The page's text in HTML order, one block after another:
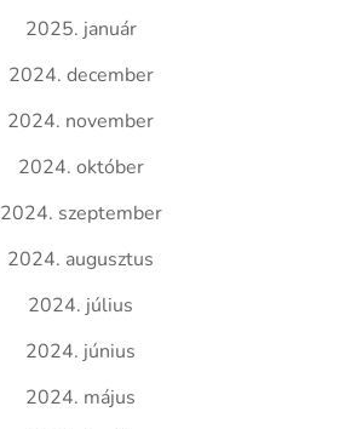
2025. január
2024. december
2024. november
2024. október
2024. szeptember
2024. augusztus
2024. július
2024. június
2024. május